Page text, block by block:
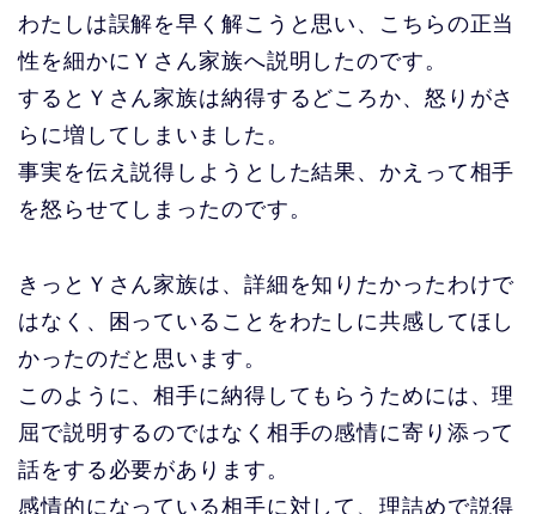
わたしは誤解を早く解こうと思い、こちらの正当
性を細かにＹさん家族へ説明したのです。
するとＹさん家族は納得するどころか、怒りがさ
らに増してしまいました。
事実を伝え説得しようとした結果、かえって相手
を怒らせてしまったのです。
きっとＹさん家族は、詳細を知りたかったわけで
はなく、困っていることをわたしに共感してほし
かったのだと思います。
このように、相手に納得してもらうためには、理
屈で説明するのではなく相手の感情に寄り添って
話をする必要があります。
感情的になっている相手に対して、理詰めで説得